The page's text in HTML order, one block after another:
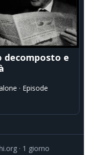
decomposto e
· Episode
1 giorno